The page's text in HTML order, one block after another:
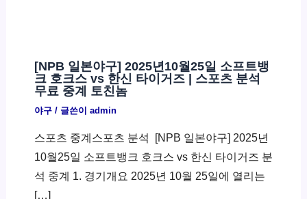
[NPB 일본야구] 2025년10월25일 소프트뱅
크 호크스 vs 한신 타이거즈 | 스포츠 분석
무료 중계 토친놈
야구/ 글쓴이 admin
스포츠 중계스포츠 분석 ​ [NPB 일본야구] 2025년
10월25일 소프트뱅크 호크스 vs 한신 타이거즈 분
석 중계 1. 경기개요 2025년 10월 25일에 열리는
[…]